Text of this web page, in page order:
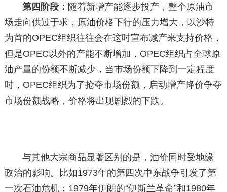
第四阶段： 随着新增产能逐步投产，整个原油市
场走向供过于求，原油价格下行的压力增大，以沙特
为首的OPEC组织往往会在这时宣布减产来支持价格，
但是OPEC以外的产能不断增加，OPEC组织占全球原
油产量的份额不断减少，当市场份额下降到一定程度
时，OPEC组织为了抢夺市场份额，启动增产降价争夺
市场份额战略，价格将出现剧烈的下跌。
与其他大宗商品显著区别的是，油价同时受地缘
政治的影响。比如1973年的第四次中东战争引发了第
一次石油危机；1979年伊朗的“伊斯兰革命”和1980年